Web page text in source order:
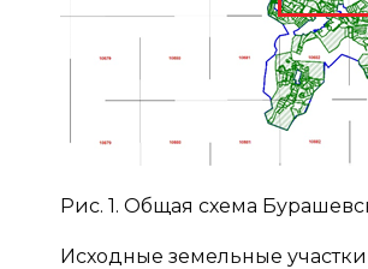
Рис. 1. Общая схема
Исходные земельные